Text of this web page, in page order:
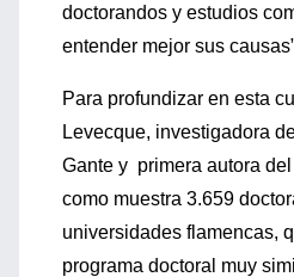
doctorandos y estudios
entender mejor sus
Para profundizar en esta
Levecque, investigadora
Gante y primera autora
como muestra 3.659
universidades flamencas,
programa doctoral muy